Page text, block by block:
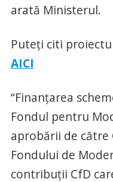
arată Ministerul.
Puteți citi
AICI
“Finanțarea
Fondul pentru
aprobării de
Fondului de
contribuții CfD